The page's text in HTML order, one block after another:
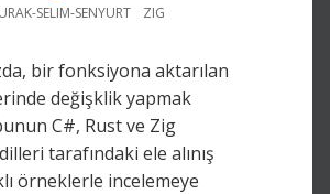
SELIM-SENYURT ZIG
bir fonksiyona aktarılan
değişklik yapmak
C#, Rust ve Zig
tarafındaki ele alınış
örneklerle incelemeye